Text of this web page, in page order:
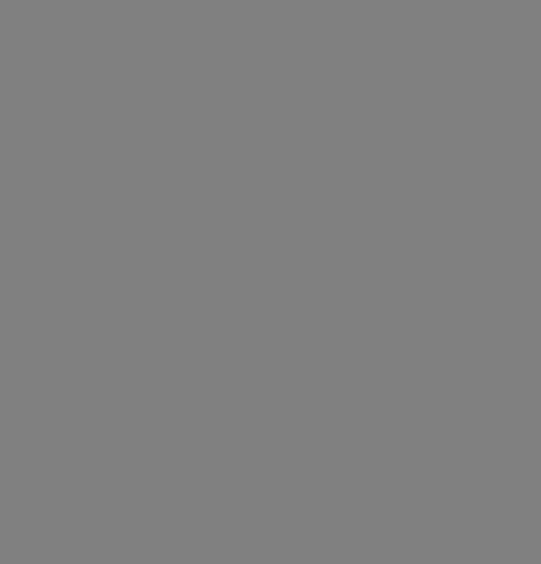
Legyen gyors, pontos, megbízható.
garanciát. Lehetőleg teljes körű